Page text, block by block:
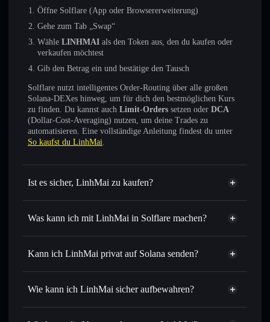
Öffne Solflare (App oder Browsererweiterung)
Gehe zum Tab „Swap“
Wähle LINHMAI als den Token aus, den du kaufen oder
verkaufen möchtest
Gib den Betrag ein und bestätige den Tausch
Solflare nutzt intelligentes Order-Routing über alle großen
Solana-DEXes hinweg, um für dich den bestmöglichen Kurs
zu finden. Du kannst auch Limit-Orders setzen oder DCA
(Dollar-Cost-Averaging) nutzen, um deine Trades zu
automatisieren. Eine vollständige Anleitung findest du unter
So kaufst du LinhMai.
Ist es sicher, LinhMai zu kaufen?
LinhMai nicht verifiziert
Was kann ich mit LinhMai in Solflare machen?
LinhMai
Solflare-Wallet
Sofort tauschen– handle LINHMAI gegen SOL, USDC
Order Routing zum bestmöglichen Kurs
Limit-Orders setzen– automatisiere Trades zu deinem
Kann ich LinhMai privat auf Solana senden?
Privacy
Wie kann ich LinhMai sicher aufbewahren?
LinhMai
nicht